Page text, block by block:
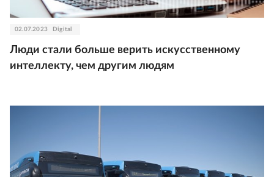
02.07.2023 Digital
Люди стали больше верить искусственному
интеллекту, чем другим людям